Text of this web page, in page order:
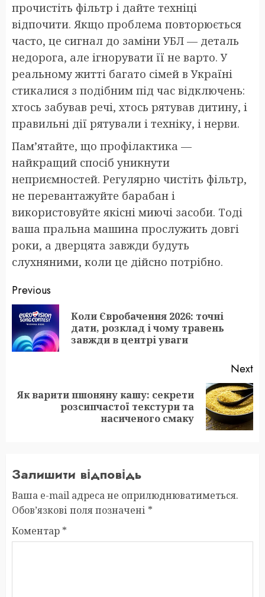
прочистіть фільтр і дайте техніці
відпочити. Якщо проблема повторюється
часто, це сигнал до заміни УБЛ — деталь
недорога, але ігнорувати її не варто. У
реальному житті багато сімей в Україні
стикалися з подібним під час відключень:
хтось забував речі, хтось рятував дитину, і
правильні дії рятували і техніку, і нерви.
Пам’ятайте, що профілактика —
найкращий спосіб уникнути
неприємностей. Регулярно чистіть фільтр,
не перевантажуйте барабан і
використовуйте якісні миючі засоби. Тоді
ваша пральна машина прослужить довгі
роки, а дверцята завжди будуть
слухняними, коли це дійсно потрібно.
Post
navigation
Previous
Коли Євробачення 2026: точні
дати, розклад і чому травень
завжди в центрі уваги
Next
Next
Як варити пшоняну кашу: секрети
розсипчастої текстури та
насиченого смаку
Залишити відповідь
Ваша e-mail адреса не оприлюднюватиметься.
Обов’язкові поля позначені *
Коментар *